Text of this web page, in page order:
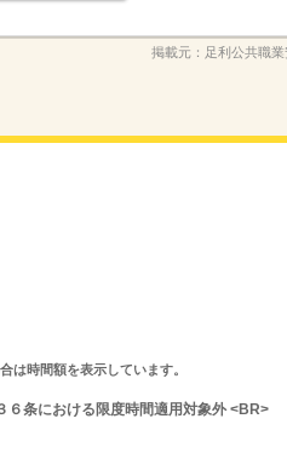
掲載元： 足利公共職
は時間額を表示しています。
条における限度時間適用対象外 <BR>